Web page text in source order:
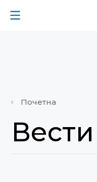
Почетна
Вести